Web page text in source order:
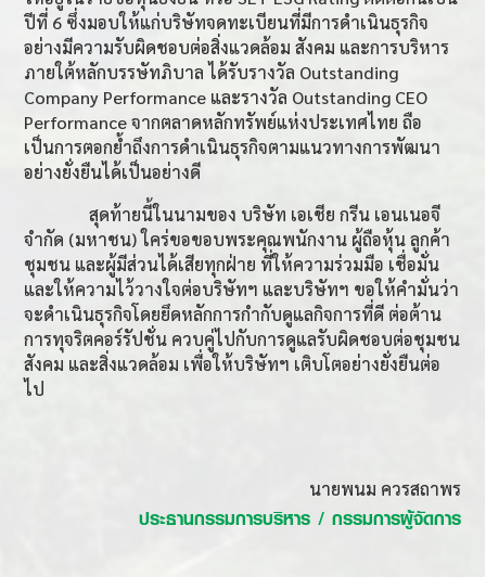
ปีที่ 6 ซึ่งมอบให้แก่บริษัทจดทะเบียนที่มีการดำเนินธุรกิจ
อย่างมีความรับผิดชอบต่อสิ่งแวดล้อม สังคม และการบริหาร
ภายใต้หลักบรรษัทภิบาล ได้รับรางวัล Outstanding
Company Performance และรางวัล Outstanding CEO
Performanceจากตลาดหลักทรัพย์แห่งประเทศไทย ถือ
เป็นการตอกย้ำถึงการดำเนินธุรกิจตามแนวทางการพัฒนา
อย่างยั่งยืนได้เป็นอย่างดี
สุดท้ายนี้ในนามของ บริษัท เอเชีย กรีน เอนเนอจี
จำกัด (มหาชน) ใคร่ขอขอบพระคุณพนักงาน ผู้ถือหุ้น ลูกค้า
ชุมชน และผู้มีส่วนได้เสียทุกฝ่าย ที่ให้ความร่วมมือ เชื่อมั่น
และให้ความไว้วางใจต่อบริษัทฯ และบริษัทฯ ขอให้คำมั่นว่า
จะดำเนินธุรกิจโดยยึดหลักการกำกับดูแลกิจการที่ดี ต่อต้าน
การทุจริตคอร์รัปชั่น ควบคู่ไปกับการดูแลรับผิดชอบต่อชุมชน
สังคม และสิ่งแวดล้อม เพื่อให้บริษัทฯ เติบโตอย่างยั่งยืนต่อ
ไป
นายพนม ควรสถาพร
ประธานกรรมการบริหาร / กรรมการผู้จัดการ